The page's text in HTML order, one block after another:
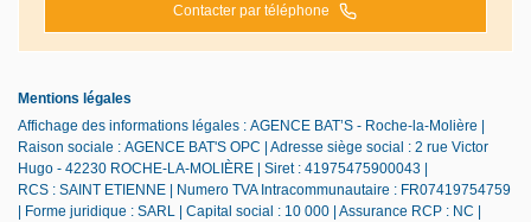
Contacter par téléphone
Mentions légales
Affichage des informations légales : AGENCE BAT’S - Roche-la-Molière |
Raison sociale : AGENCE BAT'S OPC | Adresse siège social : 2 rue Victor
Hugo - 42230 ROCHE-LA-MOLIÈRE | Siret : 41975475900043 |
RCS : SAINT ETIENNE | Numero TVA Intracommunautaire : FR07419754759
| Forme juridique : SARL | Capital social : 10 000 | Assurance RCP : NC |